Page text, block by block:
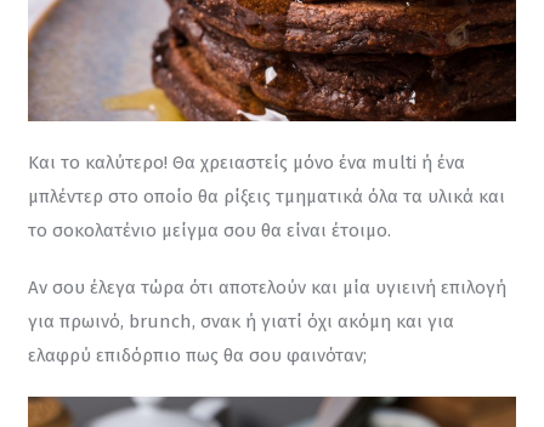
Και το καλύτερο! Θα χρειαστείς μόνο ένα multi ή ένα
μπλέντερ στο οποίο θα ρίξεις τμηματικά όλα τα υλικά και
το σοκολατένιο μείγμα σου θα είναι έτοιμο.
Αν σου έλεγα τώρα ότι αποτελούν και μία υγιεινή επιλογή
για πρωινό, brunch, σνακ ή γιατί όχι ακόμη και για
ελαφρύ επιδόρπιο πως θα σου φαινόταν;